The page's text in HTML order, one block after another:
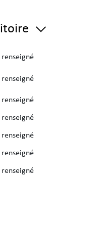
renseigné
renseigné
renseigné
renseigné
renseigné
renseigné
renseigné